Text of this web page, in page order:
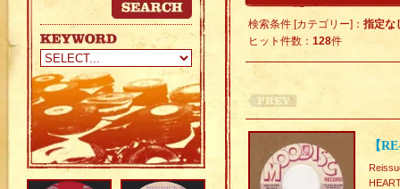
検索条件 [カテゴリー]： 指定な
ヒット件数： 128件
【